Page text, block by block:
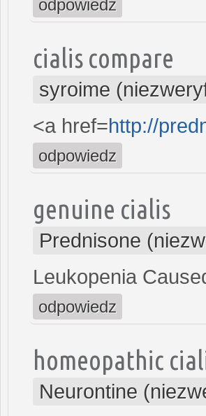
odpowiedz
cialis compare
syroime
<a href=http://
odpowiedz
genuine cialis
Prednisone
Leukopenia
odpowiedz
homeopathic
Neurontine